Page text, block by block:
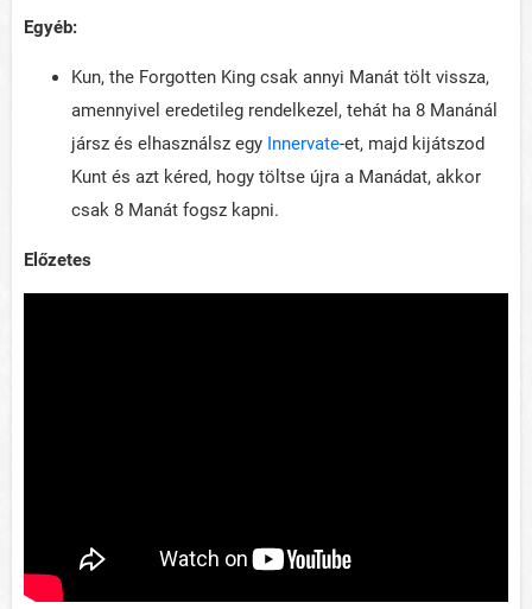
Egyéb:
Kun, the Forgotten King csak annyi Manát tölt vissza,
amennyivel eredetileg rendelkezel, tehát ha 8 Manánál
jársz és elhasználsz egy Innervate-et, majd kijátszod
Kunt és azt kéred, hogy töltse újra a Manádat, akkor
csak 8 Manát fogsz kapni.
Előzetes